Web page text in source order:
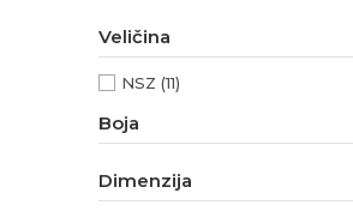
Veličina
NSZ (11)
Boja
Dimenzija